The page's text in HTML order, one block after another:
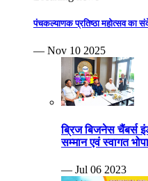
पंचकल्याणक प्रतिष्ठा महोत्सव का
— Nov 10 2025
ब्रिज बिजनेस चैंबर्स
सम्मान एवं स्वागत
— Jul 06 2023